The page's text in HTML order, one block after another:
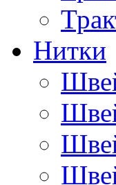
Нитки